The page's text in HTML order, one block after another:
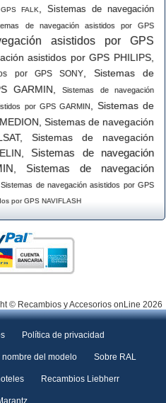
FALK ,Sistemas de navegación
de navegación asistidos por GPS
asistidos por GPS
asistidos por GPS PHILIPS
por GPS SONY, Sistemas de
GARMIN ,Sistemas de navegación
por GPS GARMIN
Sistemas de
Sistemas de navegación
, Sistemas de navegación
Sistemas de navegación
Sistemas de navegación
,Sistemas de navegación asistidos por GPS
por GPS NAVIFLASH
© Recambios y Accesorios onLine 2026
Política de privacidad
nombre del modelo Sobre RAL
Recambios Liebherr